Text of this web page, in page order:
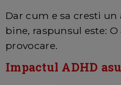
Dar cum e sa cresti un
bine, raspunsul este: O
provocare.
Impactul ADHD